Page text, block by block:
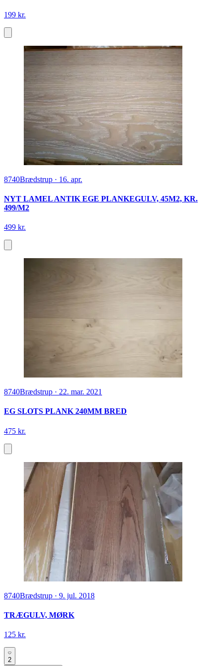
199 kr.
8740Brædstrup · 16. apr.
NYT LAMEL ANTIK EGE PLANKEGULV, 45M2, KR.
499/M2
499 kr.
8740Brædstrup · 22. mar. 2021
EG SLOTS PLANK 240MM BRED
475 kr.
8740Brædstrup · 9. jul. 2018
TRÆGULV, MØRK
125 kr.
2